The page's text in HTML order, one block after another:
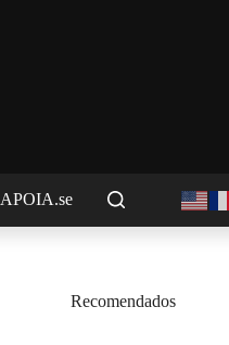
APOIA.se
Recomendados